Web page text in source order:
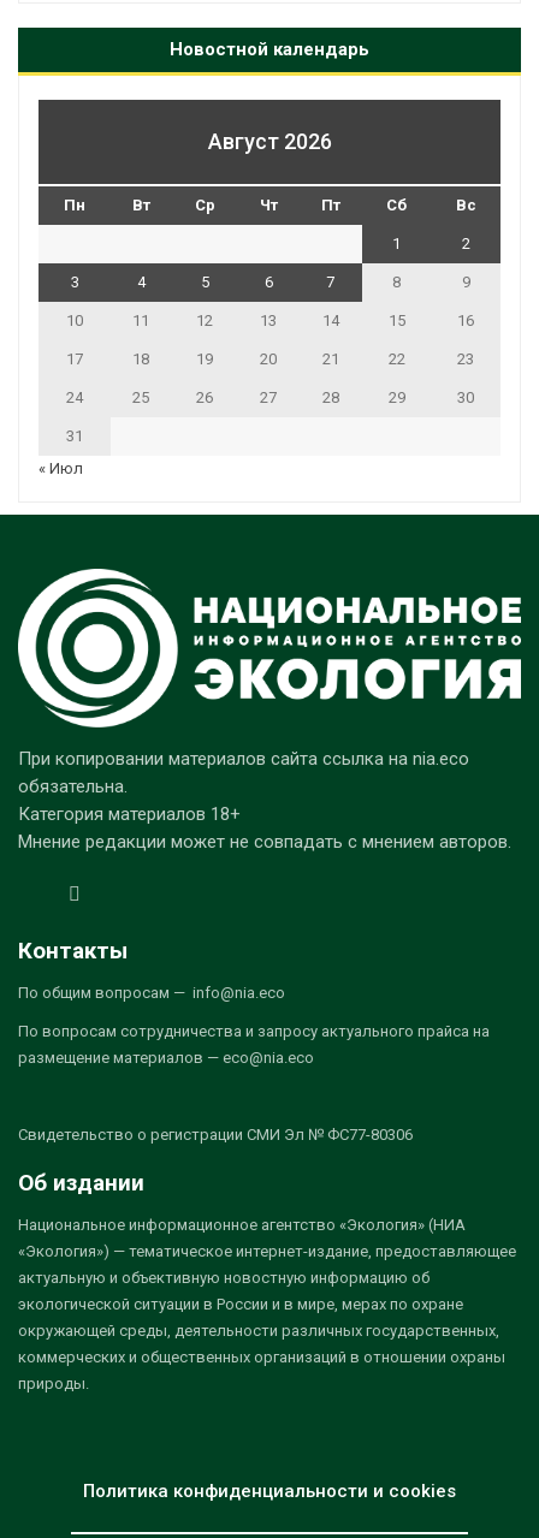
Новостной календарь
Август 2026
Пн Вт Ср Чт Пт Сб Вс
1 2
3 4 5 6 7 8 9
10 11 12 13 14 15 16
17 18 19 20 21 22 23
24 25 26 27 28 29 30
31
« Июл
При копировании материалов сайта ссылка на nia.eco
обязательна.
Категория материалов 18+
Мнение редакции может не совпадать с мнением авторов.
Контакты
По общим вопросам — info@nia.eco
По вопросам сотрудничества и запросу актуального прайса на
размещение материалов — eco@nia.eco
Свидетельство о регистрации СМИ Эл № ФС77-80306
Об издании
Национальное информационное агентство «Экология» (НИА
«Экология») — тематическое интернет-издание, предоставляющее
актуальную и объективную новостную информацию об
экологической ситуации в России и в мире, мерах по охране
окружающей среды, деятельности различных государственных,
коммерческих и общественных организаций в отношении охраны
природы.
Политика конфиденциальности и cookies